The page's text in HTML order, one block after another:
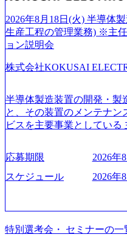
ていく”という位置づけ 一
されていたが、現在金融の
C事業を始め、パブリック
はあるが、社員の興味のあ
着けたい方でも幅広に経
成が柔軟に可能な環境であ
our-vision-
_93b1bff3-f71c-4bc9-8bd9-
mages/
_956x512.webp https://
on.appspot.com/public/
m/our-vision-
ング会社で、NRI、
2026年8月18日(火) 半導体
生産工程の管理業務) ※主
ョン説明会
株式会社KOKUSAI
半導体製造装置の開発・製
と、その装置のメンテナン
ビスを主要事業としてい
世界トップクラスのシェア
て未来を創造し、社会課題
ている Mission:私たちの技
話 IoT社会の浸透、AIの加
急伸長しており、それに伴
中 https://
応募期限
2026年
スケジュール
2026年
特別選考会・ セミナーの一